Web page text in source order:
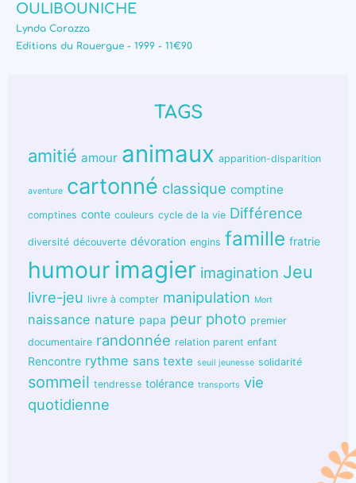
OULIBOUNICHE
Lynda Corazza
Editions du Rouergue - 1999 - 11€90
TAGS
amitié amour animaux apparition-disparition
aventure cartonné classique comptine
comptines conte couleurs cycle de la vie Différence
diversité découverte dévoration engins famille fratrie
humour imagier imagination Jeu
livre-jeu livre à compter manipulation Mort
naissance nature papa peur photo premier
documentaire randonnée relation parent enfant
Rencontre rythme sans texte seuil jeunesse solidarité
sommeil tendresse tolérance transports vie
quotidienne